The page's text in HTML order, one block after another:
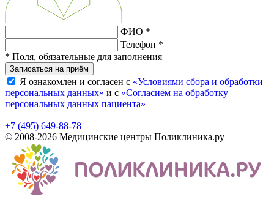
ФИО *
Телефон *
* Поля, обязательные для заполнения
Записаться на приём
Я ознакомлен и согласен с «Условиями сбора и обработки
персональных данных» и с «Согласием на обработку
персональных данных пациента»
+7 (495) 649-88-78
© 2008-2026 Медицинские центры Поликлиника.ру